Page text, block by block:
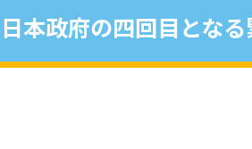
日本政府の四回目とな